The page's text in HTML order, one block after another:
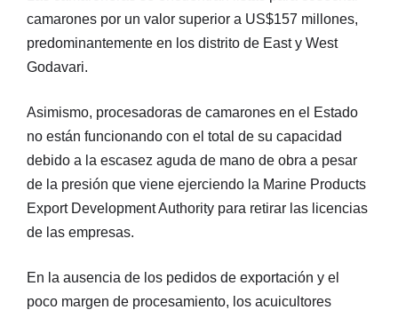
camarones por un valor superior a US$157 millones,
predominantemente en los distrito de East y West
Godavari.
Asimismo, procesadoras de camarones en el Estado
no están funcionando con el total de su capacidad
debido a la escasez aguda de mano de obra a pesar
de la presión que viene ejerciendo la Marine Products
Export Development Authority para retirar las licencias
de las empresas.
En la ausencia de los pedidos de exportación y el
poco margen de procesamiento, los acuicultores